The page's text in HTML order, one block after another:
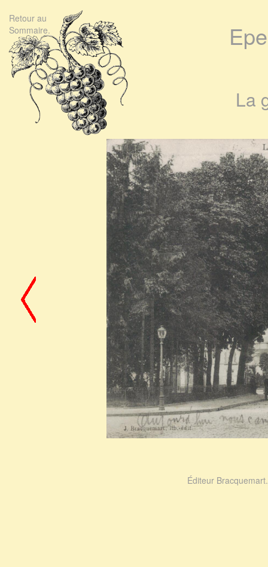
Retour au
Sommaire.
La
Éditeur